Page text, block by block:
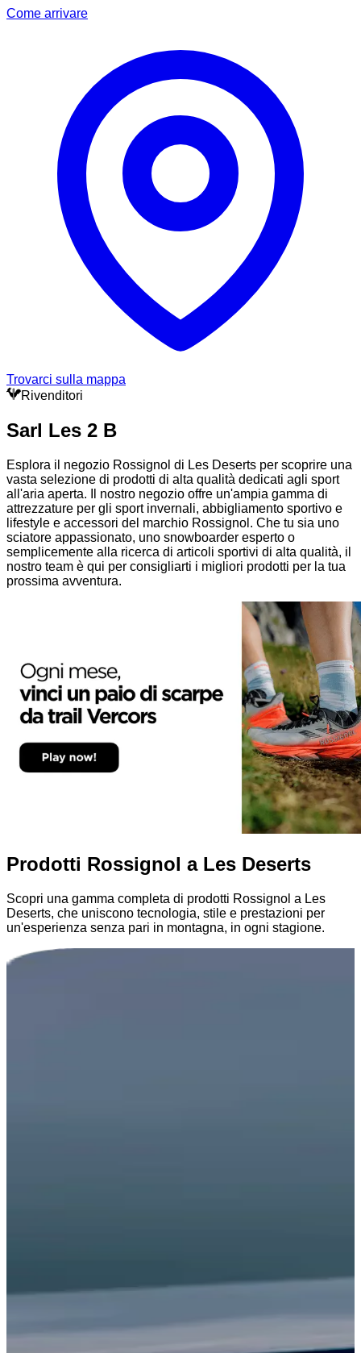
Come arrivare
Trovarci sulla mappa
Rivenditori
Sarl Les 2 B
Esplora il negozio Rossignol di Les Deserts per scoprire una
vasta selezione di prodotti di alta qualità dedicati agli sport
all'aria aperta. Il nostro negozio offre un'ampia gamma di
attrezzature per gli sport invernali, abbigliamento sportivo e
lifestyle e accessori del marchio Rossignol. Che tu sia uno
sciatore appassionato, uno snowboarder esperto o
semplicemente alla ricerca di articoli sportivi di alta qualità, il
nostro team è qui per consigliarti i migliori prodotti per la tua
prossima avventura.
Prodotti Rossignol a Les Deserts
Scopri una gamma completa di prodotti Rossignol a Les
Deserts, che uniscono tecnologia, stile e prestazioni per
un'esperienza senza pari in montagna, in ogni stagione.